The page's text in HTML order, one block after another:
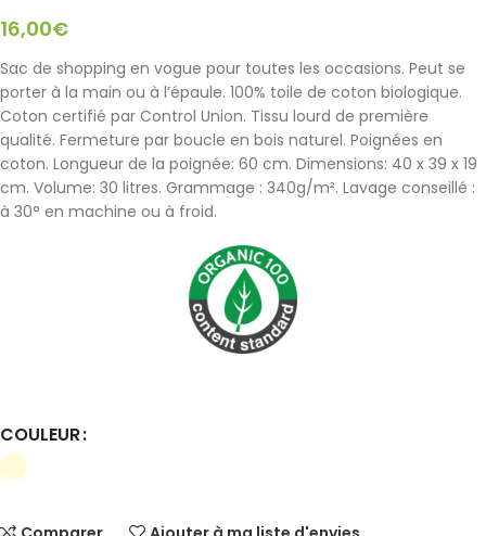
16,00€
Sac de shopping en vogue pour toutes les occasions. Peut se
porter à la main ou à l’épaule. 100% toile de coton biologique.
Coton certifié par Control Union. Tissu lourd de première
qualité. Fermeture par boucle en bois naturel. Poignées en
coton. Longueur de la poignée: 60 cm. Dimensions: 40 x 39 x 19
cm. Volume: 30 litres. Grammage : 340g/m². Lavage conseillé :
à 30° en machine ou à froid.
COULEUR